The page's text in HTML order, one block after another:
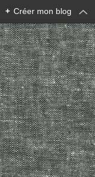
+ Créer mon blog